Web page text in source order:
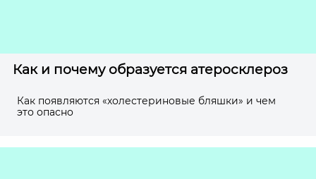
Как и почему образуется атеросклероз
Как появляются «холестериновые бляшки» и чем
это опасно